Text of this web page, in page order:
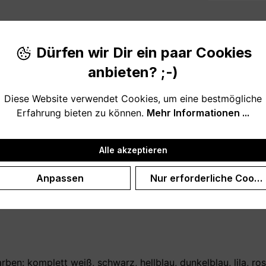
dem Wörterbuch (optional mit eigenem Namen bzw.
sie zu haben. Der Kaffeebecher ist in unserem Shop
um sich bei deinen Geschwistern zu bedanken.
komplett weiß, schwarz, hellblau, dunkelblau, lila,
Dürfen wir Dir ein paar Cookies
anbieten? ;-)
Diese Website verwendet Cookies, um eine bestmögliche
Erfahrung bieten zu können. Mehr Informationen ...
Alle akzeptieren
Anpassen Nur erforderliche